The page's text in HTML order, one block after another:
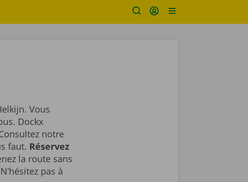
Vous
Dockx
notre
faut. Réservez
la route sans
pas à